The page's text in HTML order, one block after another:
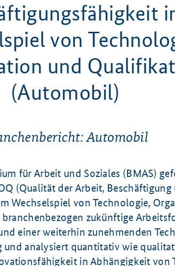
von
und
(Automobil)
Automobil
für Arbeit und Soziales (BMAS)
(Qualität der Arbeit, Beschäftigung
Wechselspiel von Technologie,
zukünftige
einer weiterhin zunehmenden
analysiert quantitativ wie
in Abhängigkeit von